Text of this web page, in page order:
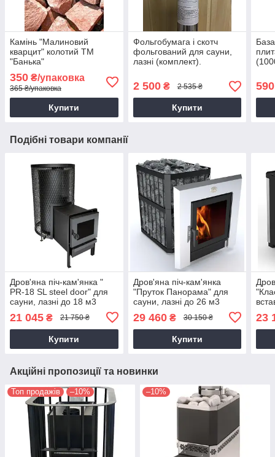
Камінь "Малиновий
кварцит" колотий ТМ
"Банька"
350 ₴/упаковка
365 ₴/упаковка
Купити
Фольгобумага і скотч
фольгований для сауни,
лазні (комплект).
2 500₴ 2 535 ₴
Купити
590
Подібні товари компанії
Дров'яна піч-кам'янка "
PR-18 SL steel door" для
сауни, лазні до 18 м3
21 045 ₴ 21 750 ₴
Купити
Дров'яна піч-кам'янка
"Пруток Панорама" для
сауни, лазні до 26 м3
29 460₴ 30 150 ₴
Купити
23
Акційні пропозиції та новинки
Топ продажів –10% –10%